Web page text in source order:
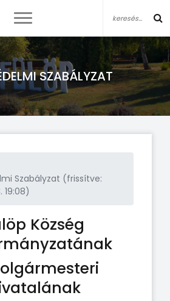
SZABÁLYZAT
Szabályzat (frissítve:
19:08)
Község